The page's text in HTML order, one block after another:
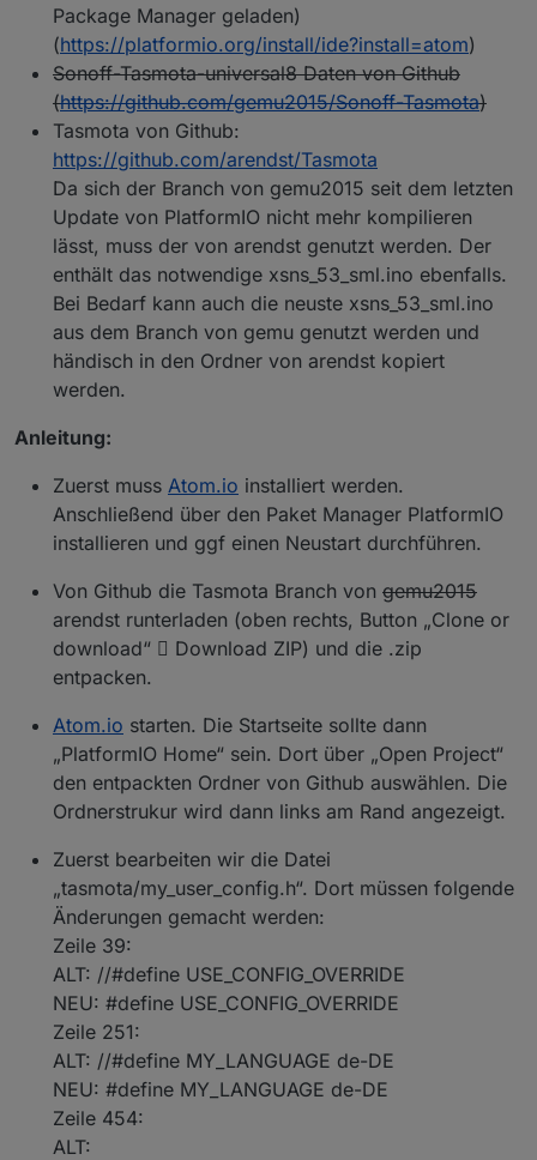
Package Manager geladen)
(https://platformio.org/install/ide?install=atom)
Sonoff-Tasmota-universal8 Daten von Github
(https://github.com/gemu2015/Sonoff-Tasmota)
Tasmota von Github:
https://github.com/arendst/Tasmota
Da sich der Branch von gemu2015 seit dem letzten
Update von PlatformIO nicht mehr kompilieren
lässt, muss der von arendst genutzt werden. Der
enthält das notwendige xsns_53_sml.ino ebenfalls.
Bei Bedarf kann auch die neuste xsns_53_sml.ino
aus dem Branch von gemu genutzt werden und
händisch in den Ordner von arendst kopiert
werden.
Anleitung:
Zuerst muss Atom.io installiert werden.
Anschließend über den Paket Manager PlatformIO
installieren und ggf einen Neustart durchführen.
Von Github die Tasmota Branch von gemu2015
arendst runterladen (oben rechts, Button „Clone or
download“  Download ZIP) und die .zip
entpacken.
Atom.io starten. Die Startseite sollte dann
„PlatformIO Home“ sein. Dort über „Open Project“
den entpackten Ordner von Github auswählen. Die
Ordnerstrukur wird dann links am Rand angezeigt.
Zuerst bearbeiten wir die Datei
„tasmota/my_user_config.h“. Dort müssen folgende
Änderungen gemacht werden:
Zeile 39:
ALT: //#define USE_CONFIG_OVERRIDE
NEU: #define USE_CONFIG_OVERRIDE
Zeile 251:
ALT: //#define MY_LANGUAGE de-DE
NEU: #define MY_LANGUAGE de-DE
Zeile 454:
ALT: